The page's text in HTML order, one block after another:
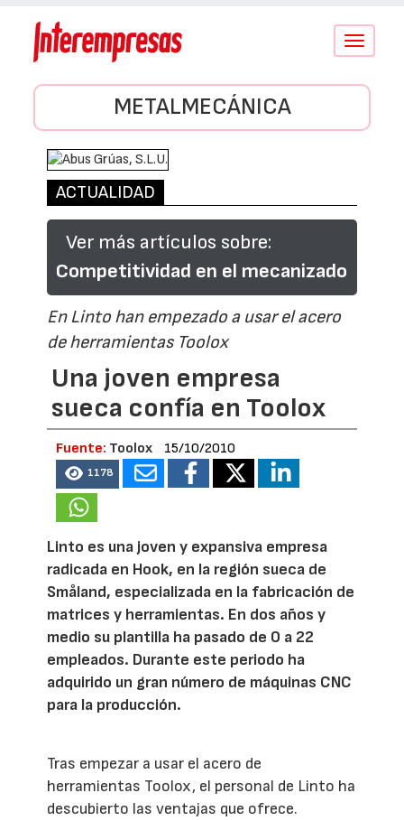
Conmutar
METALMECÁNICA
ACTUALIDAD
Ver más artículos sobre:
Competitividad en el mecanizado
En Linto han empezado a usar el acero
de herramientas Toolox
Una joven empresa
sueca confía en Toolox
Fuente: Toolox 15/10/2010
1178
Linto es una joven y expansiva empresa
radicada en Hook, en la región sueca de
Småland, especializada en la fabricación de
matrices y herramientas. En dos años y
medio su plantilla ha pasado de 0 a 22
empleados. Durante este periodo ha
adquirido un gran número de máquinas CNC
para la producción.
Tras empezar a usar el acero de
herramientas Toolox, el personal de Linto ha
descubierto las ventajas que ofrece.